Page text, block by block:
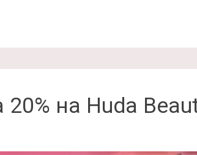
20% на Huda